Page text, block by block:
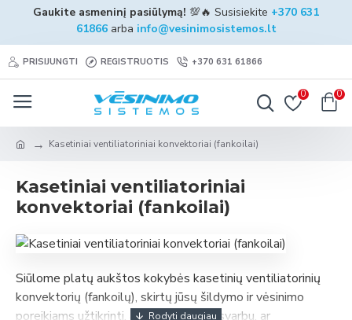
Gaukite asmeninį pasiūlymą! 💯🔥 Susisiekite +370 631
61866arba info@vesinimosistemos.lt
PRISIJUNGTI REGISTRUOTIS +370 631 61866
0 0
Kasetiniai ventiliatoriniai konvektoriai (fankoilai)
Kasetiniai ventiliatoriniai
konvektoriai (fankoilai)
Siūlome platų aukštos kokybės kasetinių ventiliatorinių
konvektorių (fankoilų), skirtų jūsų šildymo ir vėsinimo
poreikiams užtikrinti, asortimentą. Nesvarbu, ar